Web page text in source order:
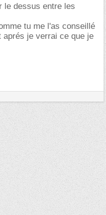
le dessus entre les
tu me l'as conseillé
aprés je verrai ce que je